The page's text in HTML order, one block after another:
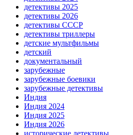
детективы 2025
детективы 2026
детективы СССР
детективы триллеры
детские мультфильмы
детский
документальный
зарубежные
зарубежные боевики
зарубежные детективы
Индия
Индия 2024
Индия 2025
Индия 2026